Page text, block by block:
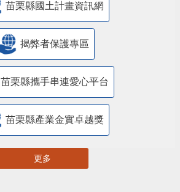
苗栗縣國土計畫資訊網
揭弊者保護專區
苗栗縣攜手串連愛心平台
苗栗縣產業金實卓越獎
更多